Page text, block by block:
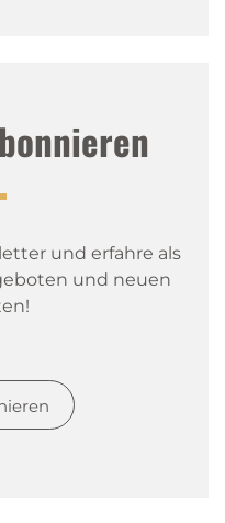
und erfahre als
und neuen